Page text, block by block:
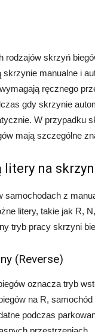
rodzajów skrzyń
skrzynie manualne i
ręcznego
gdy skrzynie
W przypadku
mają szczególne
litery na
samochodach z
litery, takie jak R,
tryb pracy skrzyni
(Reverse)
oznacza tryb
na R, samochód
podczas